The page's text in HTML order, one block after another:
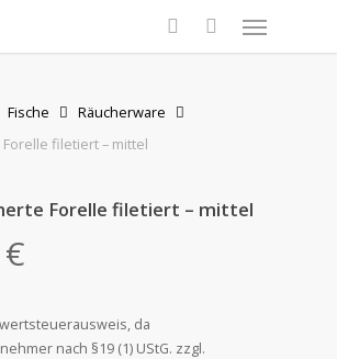
search
Menu
Fische
Räucherware
filetiert – mittel
Forelle filetiert – mittel
€
da
nach §19 (1) UStG. zzgl.